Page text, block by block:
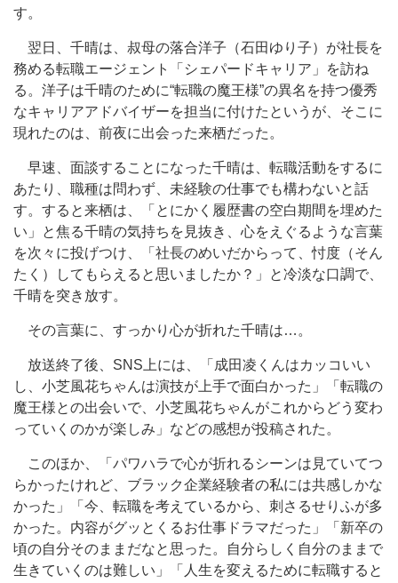
す。
翌日、千晴は、叔母の落合洋子（石田ゆり子）が社長を
務める転職エージェント「シェパードキャリア」を訪ね
る。洋子は千晴のために“転職の魔王様”の異名を持つ優秀
なキャリアアドバイザーを担当に付けたというが、そこに
現れたのは、前夜に出会った来栖だった。
早速、面談することになった千晴は、転職活動をするに
あたり、職種は問わず、未経験の仕事でも構わないと話
す。すると来栖は、「とにかく履歴書の空白期間を埋めた
い」と焦る千晴の気持ちを見抜き、心をえぐるような言葉
を次々に投げつけ、「社長のめいだからって、忖度（そん
たく）してもらえると思いましたか？」と冷淡な口調で、
千晴を突き放す。
その言葉に、すっかり心が折れた千晴は…。
放送終了後、SNS上には、「成田凌くんはカッコいい
し、小芝風花ちゃんは演技が上手で面白かった」「転職の
魔王様との出会いで、小芝風花ちゃんがこれからどう変わ
っていくのかが楽しみ」などの感想が投稿された。
このほか、「パワハラで心が折れるシーンは見ていてつ
らかったけれど、ブラック企業経験者の私には共感しかな
かった」「今、転職を考えているから、刺さるせりふが多
かった。内容がグッとくるお仕事ドラマだった」「新卒の
頃の自分そのままだなと思った。自分らしく自分のままで
生きていくのは難しい」「人生を変えるために転職すると